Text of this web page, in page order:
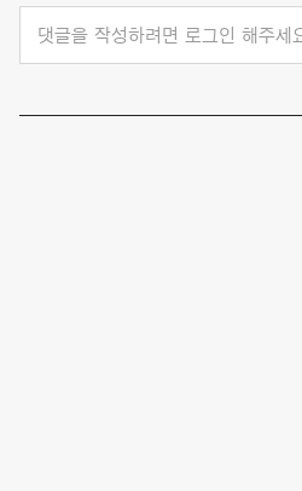
댓글을 작성하려면 로그인 해주세